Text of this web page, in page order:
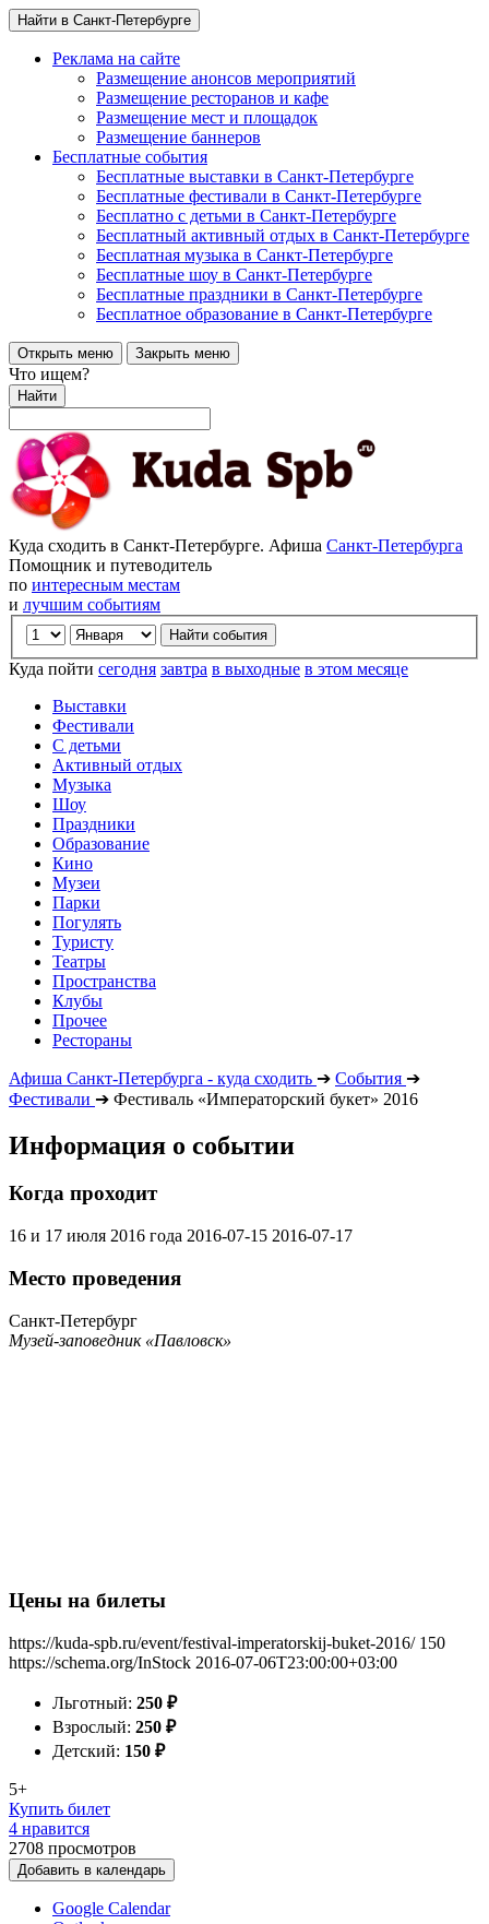
Найти в Санкт-Петербурге
Реклама на сайте
Размещение анонсов мероприятий
Размещение ресторанов и кафе
Размещение мест и площадок
Размещение баннеров
Бесплатные события
Бесплатные выставки в Санкт-Петербурге
Бесплатные фестивали в Санкт-Петербурге
Бесплатно с детьми в Санкт-Петербурге
Бесплатный активный отдых в Санкт-Петербурге
Бесплатная музыка в Санкт-Петербурге
Бесплатные шоу в Санкт-Петербурге
Бесплатные праздники в Санкт-Петербурге
Бесплатное образование в Санкт-Петербурге
Открыть меню Закрыть меню
Что ищем?
Найти
Куда сходить в Санкт-Петербурге. Афиша Санкт-Петербурга
Помощник и путеводитель
по интересным местам
и лучшим событиям
Куда пойти сегодня завтра в выходные в этом месяце
Выставки
Фестивали
С детьми
Активный отдых
Музыка
Шоу
Праздники
Образование
Кино
Музеи
Парки
Погулять
Туристу
Театры
Пространства
Клубы
Прочее
Рестораны
Афиша Санкт-Петербурга - куда сходить ➔ События ➔
Фестивали ➔ Фестиваль «Императорский букет» 2016
Информация о событии
Когда проходит
16 и 17 июля 2016 года 2016-07-15 2016-07-17
Место проведения
Санкт-Петербург
Музей-заповедник «Павловск»
Цены на билеты
https://kuda-spb.ru/event/festival-imperatorskij-buket-2016/ 150
https://schema.org/InStock 2016-07-06T23:00:00+03:00
Льготный: 250 ₽
Взрослый: 250 ₽
Детский: 150 ₽
5+
Купить билет
4 нравится
2708 просмотров
Добавить в календарь
Google Calendar